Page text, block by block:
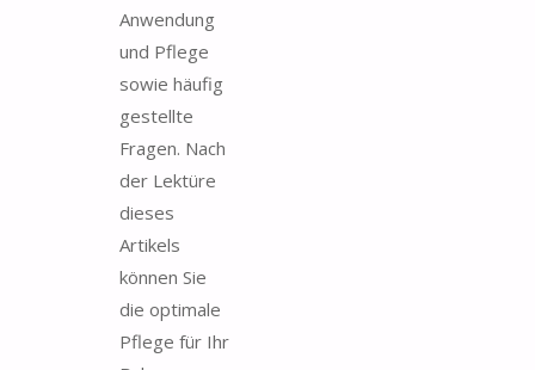
Anwendung
und Pflege
sowie häufig
gestellte
Fragen. Nach
der Lektüre
dieses
Artikels
können Sie
die optimale
Pflege für Ihr